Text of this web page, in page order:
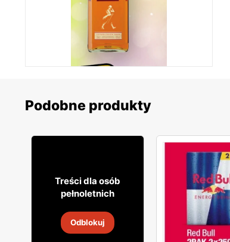
Podobne produkty
16999
Whisky Johnnie Walker
30 sie 2026
Treści dla osób
pełnoletnich
Odblokuj